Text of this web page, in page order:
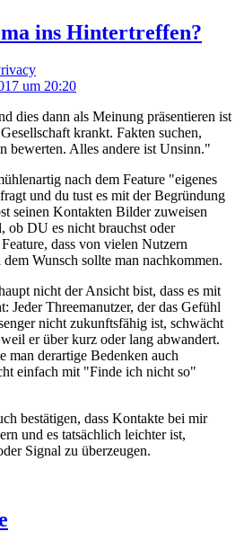
ins Hintertreffen?
um 20:20
dies dann als Meinung präsentieren ist
krankt. Fakten suchen,
bewerten. Alles andere ist Unsinn."
nach dem Feature "eigenes
und du tust es mit der Begründung
seinen Kontakten Bilder zuweisen
ob DU es nicht brauchst oder
dass von vielen Nutzern
Wunsch sollte man nachkommen.
nicht der Ansicht bist, dass es mit
Jeder Threemanutzer, der das Gefühl
nicht zukunftsfähig ist, schwächt
er über kurz oder lang abwandert.
man derartige Bedenken auch
einfach mit "Finde ich nicht so"
bestätigen, dass Kontakte bei mir
und es tatsächlich leichter ist,
Signal zu überzeugen.